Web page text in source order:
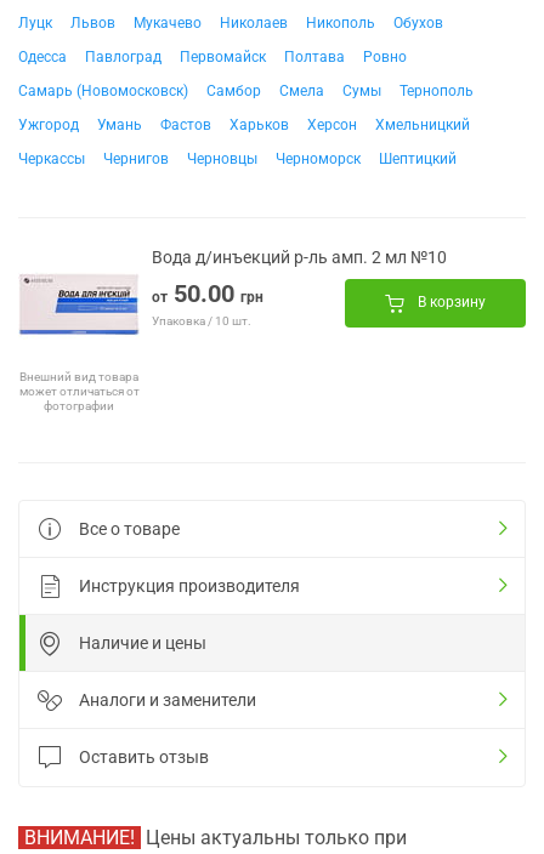
Луцк
Львов Мукачево Николаев Никополь
Обухов
Одесса
Павлоград Первомайск Полтава
Ровно
Самарь (Новомосковск)
Самбор Смела Сумы
Тернополь
Ужгород
Умань Фастов Харьков Херсон
Хмельницкий
Черкассы
Чернигов Черновцы Черноморск Шептицкий
Внешний вид товара
может отличаться от
фотографии
Вода д/инъекций р-ль амп. 2 мл №10
от 50.00 грн
Упаковка / 10 шт.
В корзину
Все о товаре
Инструкция производителя
Наличие и цены
Аналоги и заменители
Оставить отзыв
ВНИМАНИЕ! Цены актуальны только при